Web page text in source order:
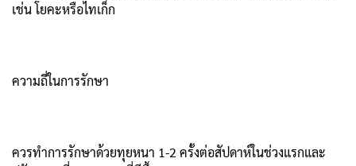
เช่น โยคะหรือไทเก็ก
ความถี่ในการรักษา
ควรทำการรักษาด้วยทุยหนา 1-2 ครั้งต่อสัปดาห์ในช่วงแรกและ